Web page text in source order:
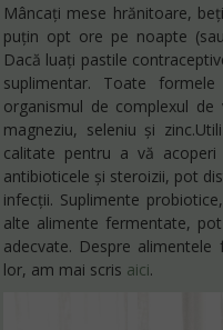
Mâncați mese hrănitoare,
puțin opt ore pe noapte
Dacă luați pastile
suplimentar. Toate
organismul de complexul
magneziu, seleniu și
calitate pentru a vă
antibioticele și steroizii, pot
infecții. Suplimente
alte alimente fermentate,
adecvate. Despre
lor, am mai scris aici.